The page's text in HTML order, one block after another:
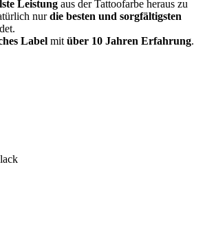
Leistung aus der Tattoofarbe heraus zu
nurdie besten und sorgfältigsten
Label mit über 10 Jahren Erfahrung.